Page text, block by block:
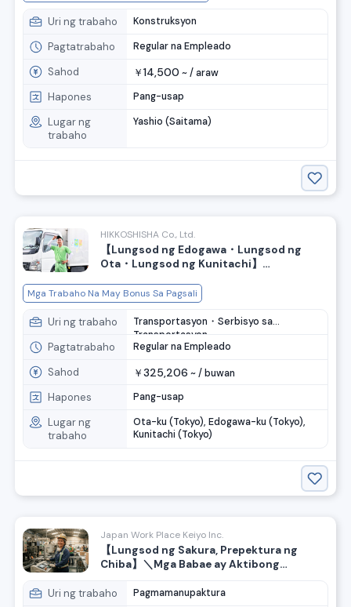
Uri ng trabaho Konstruksyon
Pagtatrabaho Regular na Empleado
Sahod ￥14,500 ~ /araw
Hapones Pang-usap
Lugar ng
trabaho
Yashio (Saitama)
HIKKOSHISHA Co., Ltd.
【Lungsod ng Edogawa・Lungsod ng
Ota・Lungsod ng Kunitachi】
370,000 yen garantisado! Mayroon
pasalubong sa pagpasok! Naghahanap
kami ng mga tauhan para sa suporta sa
paglipat.
Mga Trabaho Na May Bonus Sa Pagsali
Uri ng trabaho
Transportasyon・Serbisyo sa
Transportasyon
Pagtatrabaho Regular na Empleado
Sahod ￥325,206 ~ /buwan
Hapones Pang-usap
Lugar ng
trabaho
Ota-ku (Tokyo), Edogawa-ku (Tokyo),
Kunitachi (Tokyo)
Japan Work Place Keiyo Inc.
【Lungsod ng Sakura, Prepektura ng
Chiba】＼Mga Babae ay Aktibong
sa Paggawa ng Produktong Goma
Uri ng trabaho Pagmamanupaktura